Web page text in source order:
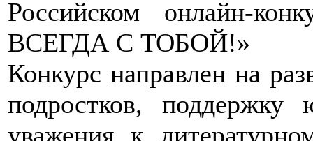
Российском онлайн-
ВСЕГДА С ТОБОЙ!»
Конкурс направлен на
подростков, поддержку
уважения к